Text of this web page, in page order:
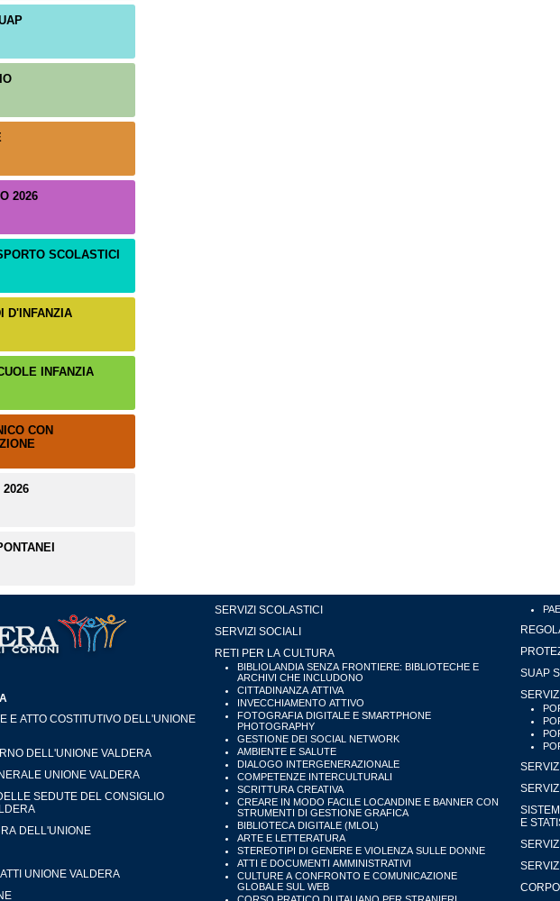
2026
SCOLASTICI
D'INFANZIA
INFANZIA
CON
2026
E ATTO COSTITUTIVO DELL'UNIONE
DELL'UNIONE VALDERA
UNIONE VALDERA
SEDUTE DEL CONSIGLIO
DELL'UNIONE
UNIONE VALDERA
SERVIZI SCOLASTICI
SERVIZI SOCIALI
RETI PER LA CULTURA
BIBLIOLANDIA SENZA FRONTIERE: BIBLIOTECHE E
ARCHIVI CHE INCLUDONO
CITTADINANZA ATTIVA
INVECCHIAMENTO ATTIVO
FOTOGRAFIA DIGITALE E SMARTPHONE
PHOTOGRAPHY
GESTIONE DEI SOCIAL NETWORK
AMBIENTE E SALUTE
DIALOGO INTERGENERAZIONALE
COMPETENZE INTERCULTURALI
SCRITTURA CREATIVA
CREARE IN MODO FACILE LOCANDINE E BANNER CON
STRUMENTI DI GESTIONE GRAFICA
BIBLIOTECA DIGITALE (MLOL)
ARTE E LETTERATURA
STEREOTIPI DI GENERE E VIOLENZA SULLE DONNE
ATTI E DOCUMENTI AMMINISTRATIVI
CULTURE A CONFRONTO E COMUNICAZIONE
GLOBALE SUL WEB
SUAP
E